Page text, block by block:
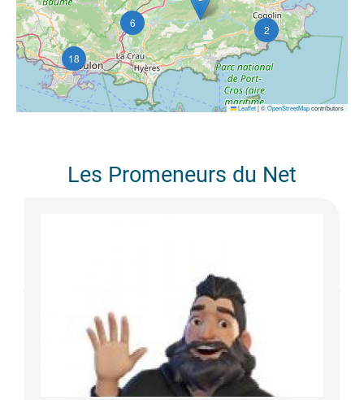
2
6
18
Leaflet|©OpenStreetMapcontributors
Les Promeneurs du Net